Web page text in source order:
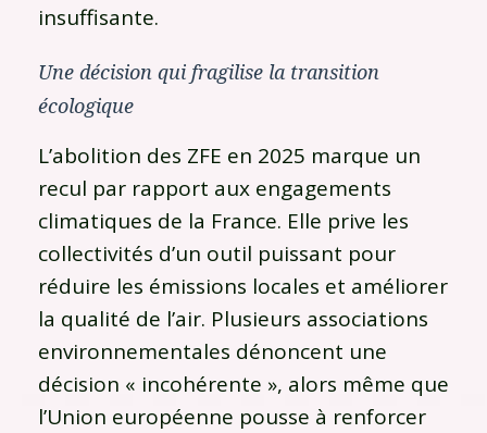
insuffisante.
Une décision qui fragilise la transition
écologique
L’abolition des ZFE en 2025 marque un
recul par rapport aux engagements
climatiques de la France. Elle prive les
collectivités d’un outil puissant pour
réduire les émissions locales et améliorer
la qualité de l’air. Plusieurs associations
environnementales dénoncent une
décision « incohérente », alors même que
l’Union européenne pousse à renforcer